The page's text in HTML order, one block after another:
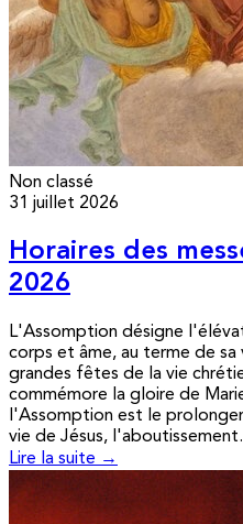
Non classé
31 juillet 2026
Horaires des
2026
L'Assomption désigne
corps et âme, au terme de
grandes fêtes de la vie
commémore la gloire de
l'Assomption est le
vie de Jésus,
Lire la suite →